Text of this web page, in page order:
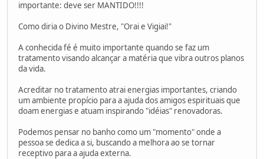
importante: deve ser MANTIDO!!!!
Como diria o Divino Mestre, "Orai e Vigiai!"
A conhecida fé é muito importante quando se faz um
tratamento visando alcançar a matéria que vibra outros planos
da vida.
Acreditar no tratamento atrai energias importantes, criando
um ambiente propício para a ajuda dos amigos espirituais que
doam energias e atuam inspirando "idéias" renovadoras.
Podemos pensar no banho como um "momento" onde a
pessoa se dedica a si, buscando a melhora ao se tornar
receptivo para a ajuda externa.